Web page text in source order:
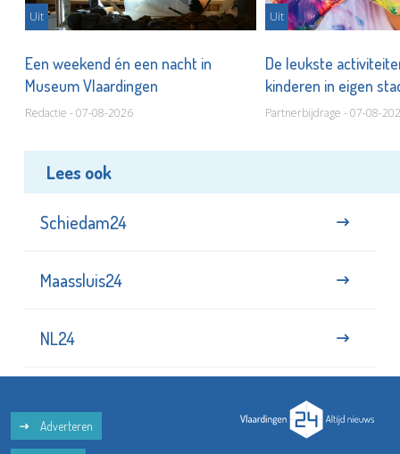
Uit
Een weekend én een nacht in
Museum Vlaardingen
Redactie - 07-08-2026
Uit
De leukste
kinderen in eigen
Partnerbijdrage - 07-08-
Lees ook
Schiedam24
Maassluis24
NL24
Adverteren